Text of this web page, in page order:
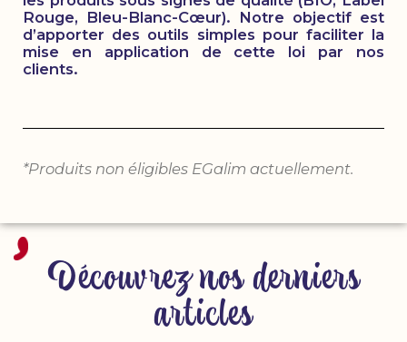
Rouge, Bleu-Blanc-Cœur). Notre objectif est
d’apporter des outils simples pour faciliter la
mise en application de cette loi par nos
clients.
*Produits non éligibles EGalim actuellement.
Découvrez nos derniers
articles